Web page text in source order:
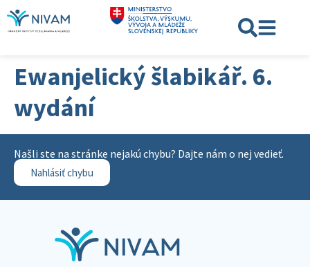
Ewanjelický šlabikář. 6.
wydání
Našli ste na stránke nejakú chybu? Dajte nám o nej vedieť.
Nahlásiť chybu